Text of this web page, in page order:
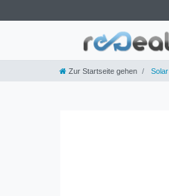
Zur Startseite gehen Solar